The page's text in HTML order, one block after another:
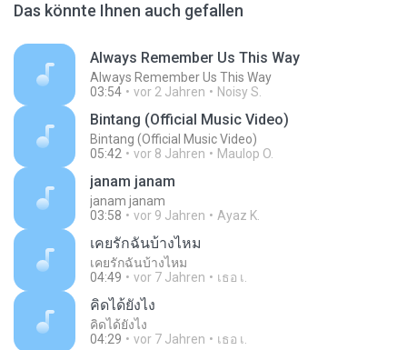
Das könnte Ihnen auch gefallen
Always Remember Us This Way
Always Remember Us This Way
03:54
vor 2 Jahren Noisy S.
Bintang (Official Music Video)
Bintang (Official Music Video)
05:42
vor 8 Jahren Maulop O.
janam janam
janam janam
03:58
vor 9 Jahren Ayaz K.
เคยรักฉันบ้างไหม
เคยรักฉันบ้างไหม
04:49
vor 7 Jahren เธอ เ.
คิดได้ยังไง
คิดได้ยังไง
04:29
vor 7 Jahren เธอ เ.